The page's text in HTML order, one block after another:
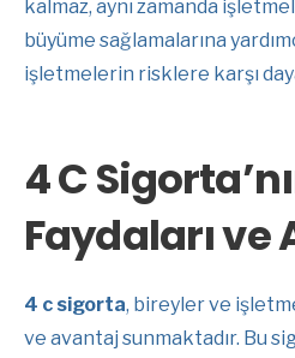
kalmaz, aynı zamanda
büyüme sağlamalarına
işletmelerin risklere karşı
4 C
Faydaları ve
4 c sigorta, bireyler ve
ve avantaj sunmaktadır. Bu